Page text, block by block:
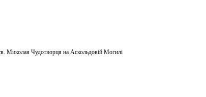
Миколая Чудотворця на Аскольдовій Могилі